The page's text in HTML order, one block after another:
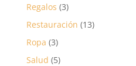
Regalos (3)
Restauración (13)
Ropa (3)
Salud (5)